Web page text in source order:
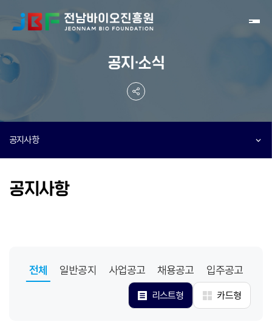
공지·소식
공지사항
공지사항
리스트형 카드형
전체 일반공지 사업공고 채용공고 입주공고